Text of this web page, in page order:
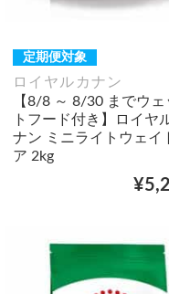
定期便対象
ロイヤルカナン
【8/8 ～ 8/30 までウェ
トフード付き】ロイヤ
ナン ミニライトウェイ
ア 2kg